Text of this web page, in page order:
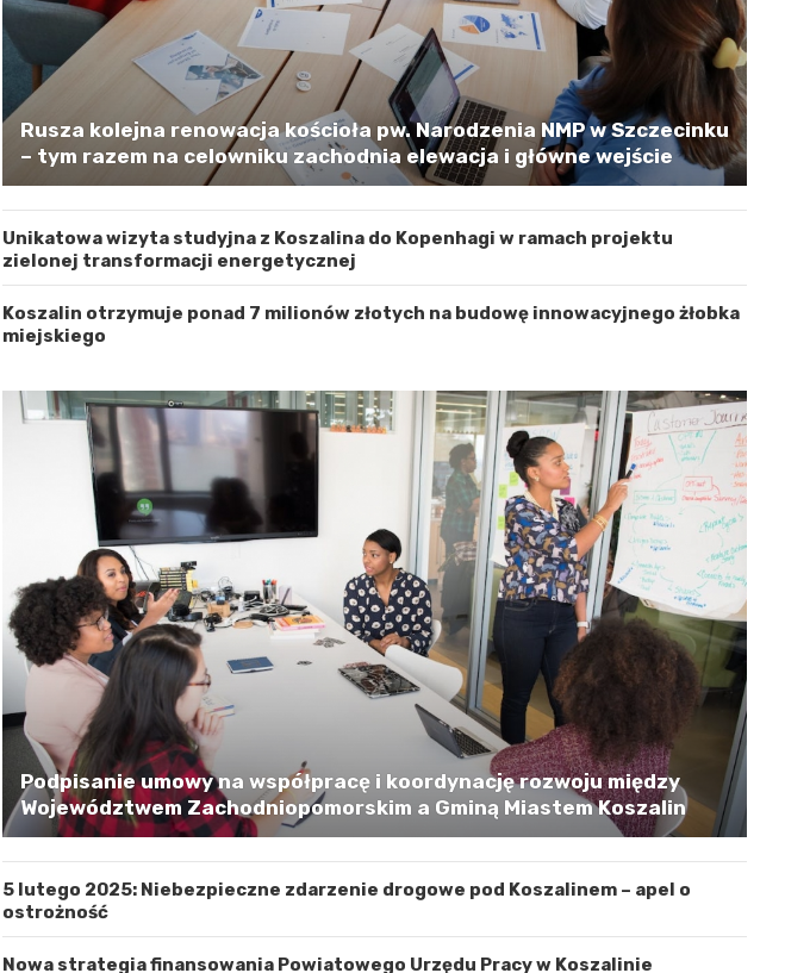
Rusza kolejna renowacja kościoła pw. Narodzenia NMP w Szczecinku
– tym razem na celowniku zachodnia elewacja i główne wejście
Unikatowa wizyta studyjna z Koszalina do Kopenhagi w ramach projektu
zielonej transformacji energetycznej
Koszalin otrzymuje ponad 7 milionów złotych na budowę innowacyjnego żłobka
miejskiego
Podpisanie umowy na współpracę i koordynację rozwoju między
Województwem Zachodniopomorskim a Gminą Miastem Koszalin
5 lutego 2025: Niebezpieczne zdarzenie drogowe pod Koszalinem – apel o
ostrożność
Nowa strategia finansowania Powiatowego Urzędu Pracy w Koszalinie